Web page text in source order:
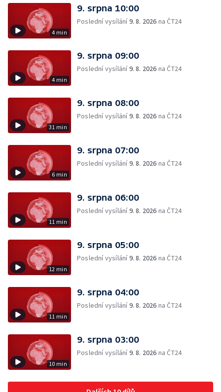
4 min
9. srpna 10:00
Poslední vysílání9. 8. 2026 na ČT24
4 min
9. srpna 09:00
Poslední vysílání9. 8. 2026 na ČT24
31 min
9. srpna 08:00
Poslední vysílání9. 8. 2026 na ČT24
6 min
9. srpna 07:00
Poslední vysílání9. 8. 2026 na ČT24
11 min
9. srpna 06:00
Poslední vysílání9. 8. 2026 na ČT24
12 min
9. srpna 05:00
Poslední vysílání9. 8. 2026 na ČT24
11 min
9. srpna 04:00
Poslední vysílání9. 8. 2026 na ČT24
10 min
9. srpna 03:00
Poslední vysílání9. 8. 2026 na ČT24